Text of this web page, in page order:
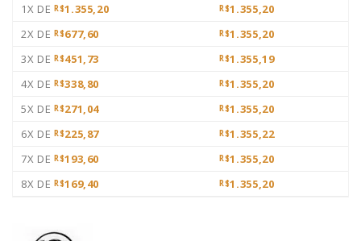
1X DE R$1.355,20 R$1.355,20
2X DE R$677,60 R$1.355,20
3X DE R$451,73 R$1.355,19
4X DE R$338,80 R$1.355,20
5X DE R$271,04 R$1.355,20
6X DE R$225,87 R$1.355,22
7X DE R$193,60 R$1.355,20
8X DE R$169,40 R$1.355,20